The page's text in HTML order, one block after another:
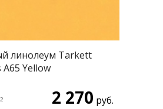
линолеум Tarkett
Yellow
2 270 руб.